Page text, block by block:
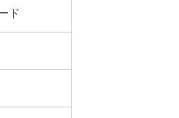
ド